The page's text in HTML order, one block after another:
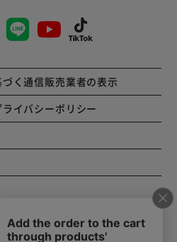
く通信販売業者の表示
イバシーポリシー
レートサイト